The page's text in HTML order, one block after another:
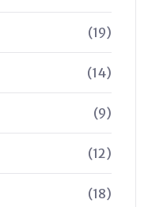
(19)
(14)
(9)
(12)
(18)